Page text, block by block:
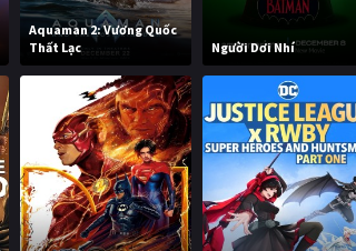
Aquaman 2: Vương Quốc
Thất Lạc
Người Dơi Nhí